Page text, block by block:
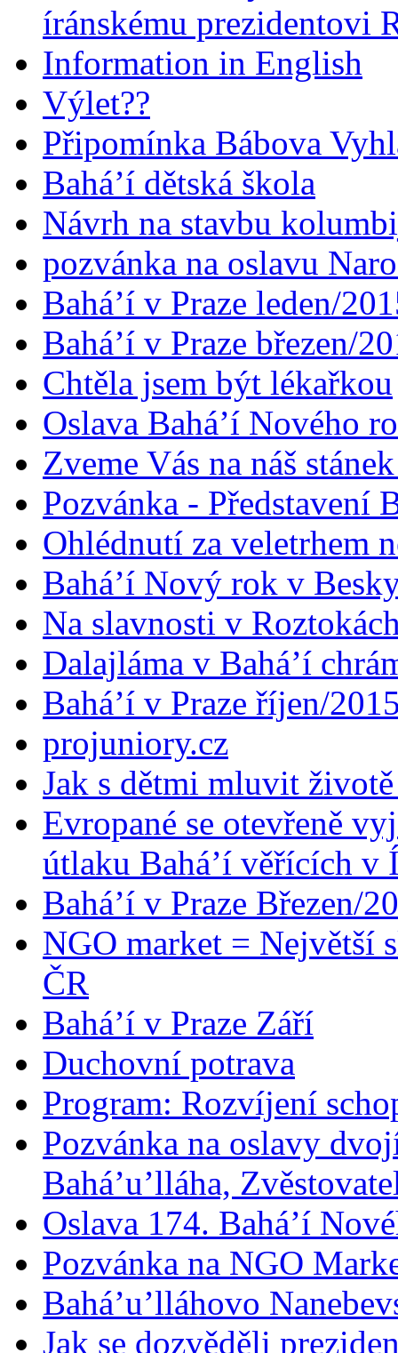
íránskému prezidentovi
Information in English
Výlet??
Připomínka Bábova
Bahá’í dětská škola
Návrh na stavbu
pozvánka na oslavu
Bahá’í v Praze leden/
Bahá’í v Praze březen/
Chtěla jsem být lékařkou
Oslava Bahá’í Nového
Zveme Vás na náš
Pozvánka - Představení
Ohlédnutí za veletrhem
Bahá’í Nový rok v
Na slavnosti v
Dalajláma v Bahá’í
Bahá’í v Praze říjen/
projuniory.cz
Jak s dětmi mluvit
Evropané se otevřeně
útlaku Bahá’í věřících v
Bahá’í v Praze Březen/
NGO market = Největší
ČR
Bahá’í v Praze Září
Duchovní potrava
Program: Rozvíjení
Pozvánka na oslavy
Bahá’u’lláha,
Oslava 174. Bahá’í
Pozvánka na NGO
Bahá’u’lláhovo
Jak se dozvěděli